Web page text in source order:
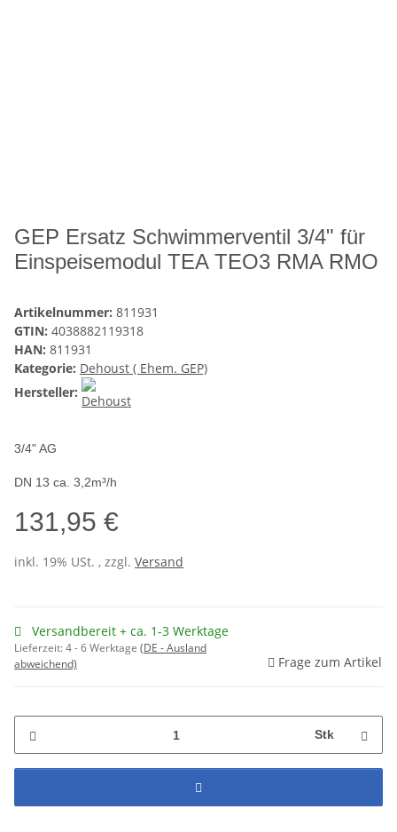
GEP Ersatz Schwimmerventil 3/4" für
Einspeisemodul TEA TEO3 RMA RMO
Artikelnummer: 811931
GTIN: 4038882119318
HAN: 811931
Kategorie: Dehoust ( Ehem. GEP)
Hersteller:
3/4" AG
DN 13 ca. 3,2m³/h
131,95 €
inkl. 19% USt. , zzgl. Versand
Versandbereit + ca. 1-3 Werktage
Lieferzeit:4 - 6 Werktage (DE - Ausland
abweichend)
Frage zum Artikel
Stk